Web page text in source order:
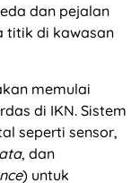
dan pejalan
titik di kawasan
memulai
di IKN. Sistem
seperti sensor,
, dan
) untuk